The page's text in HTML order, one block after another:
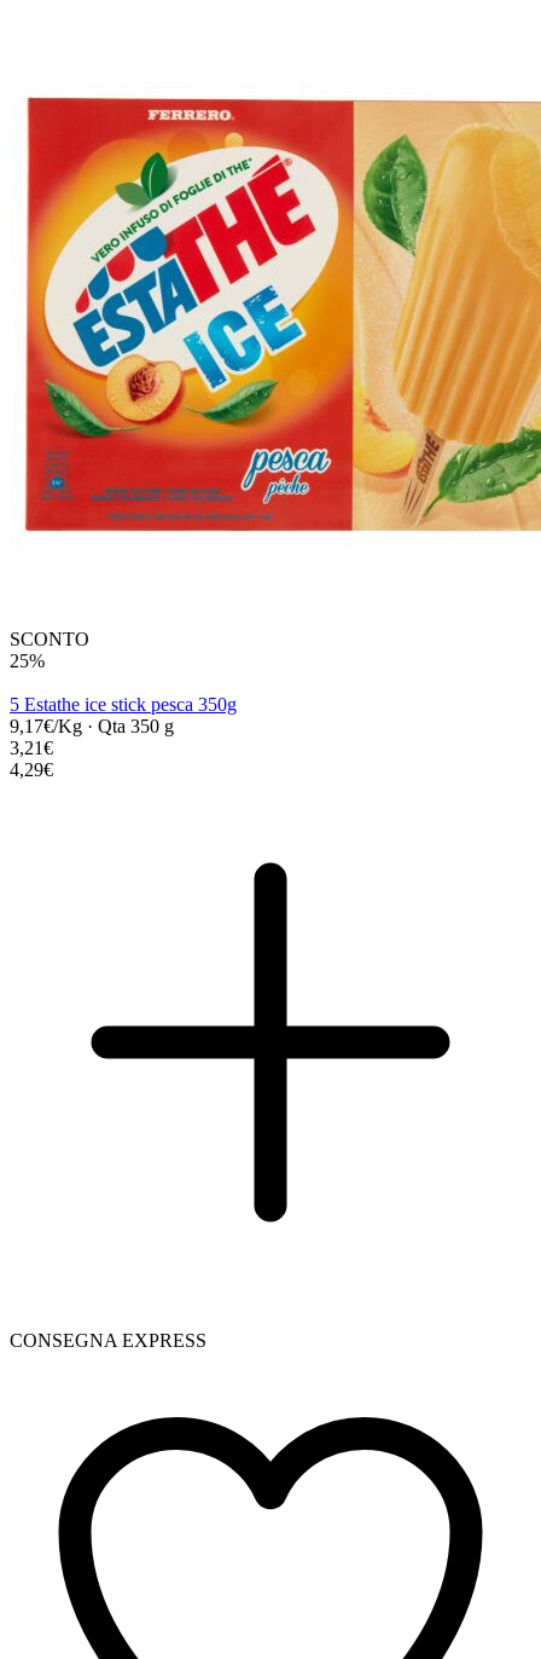
SCONTO
25%
5 Estathe ice stick pesca 350g
9,17€/Kg · Qta 350 g
3,21€
4,29€
CONSEGNA EXPRESS